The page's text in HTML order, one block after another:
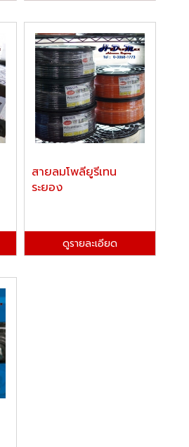
สายลมโพลียูรีเทน
ระยอง
ดูรายละเอียด